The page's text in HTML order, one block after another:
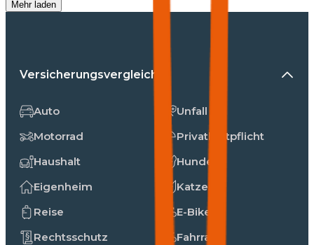
Mehr laden
Versicherungsvergleiche
Auto
Motorrad
Haushalt
Eigenheim
Reise
Rechtsschutz
Unfall
Privathaftpflicht
Hunde
Katzen
E-Bike
Fahrrad